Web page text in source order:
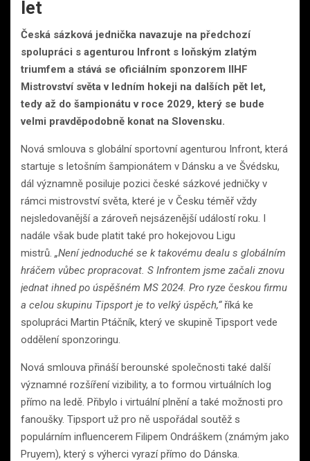
let
Česká sázková jednička navazuje na předchozí
spolupráci s agenturou Infront s loňským zlatým
triumfem a stává se oficiálním sponzorem IIHF
Mistrovství světa v ledním hokeji na dalších pět let,
tedy až do šampionátu v roce 2029, který se bude
velmi pravděpodobně konat na Slovensku.
Nová smlouva s globální sportovní agenturou Infront, která
startuje s letošním šampionátem v Dánsku a ve Švédsku,
dál významně posiluje pozici české sázkové jedničky v
rámci mistrovství světa, které je v Česku téměř vždy
nejsledovanější a zároveň nejsázenější událostí roku. I
nadále však bude platit také pro hokejovou Ligu
mistrů. „Není jednoduché se k takovému dealu s globálním
hráčem vůbec propracovat. S Infrontem jsme začali znovu
jednat ihned po úspěšném MS 2024. Pro ryze českou firmu
a celou skupinu Tipsport je to velký úspěch,“říká ke
spolupráci Martin Ptáčník, který ve skupině Tipsport vede
oddělení sponzoringu.
Nová smlouva přináší berounské společnosti také další
významné rozšíření vizibility, a to formou virtuálních log
přímo na ledě. Přibylo i virtuální plnění a také možnosti pro
fanoušky. Tipsport už pro ně uspořádal soutěž s
populárním influencerem Filipem Ondráškem (známým jako
Pruyem), který s výherci vyrazí přímo do Dánska.